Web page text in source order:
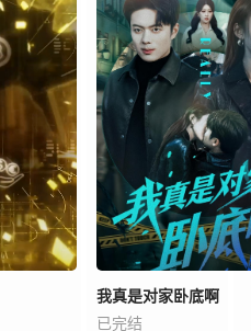
我真是对家卧底啊
已完结